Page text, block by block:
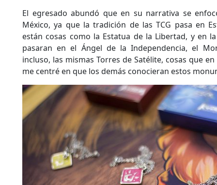
El egresado abundó que en su narrativa se
México, ya que la tradición de las TCG pasa en
están cosas como la Estatua de la Libertad, y en
pasaran en el Ángel de la Independencia, el
incluso, las mismas Torres de Satélite, cosas que
me centré en que los demás conocieran estos